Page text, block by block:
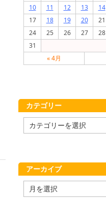
10
11 12 13 14
17
18 19 20 21
24
25 26 27 28
31
« 4月
カテゴリー
テ
ー
アーカイブ
ー